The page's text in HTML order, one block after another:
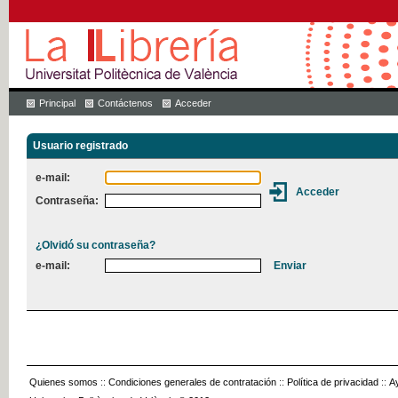
Principal Contáctenos Acceder
Usuario registrado
e-mail:
Contraseña:
¿Olvidó su contraseña?
e-mail:
Quienes somos :: Condiciones generales de contratación :: Política de privacidad ::